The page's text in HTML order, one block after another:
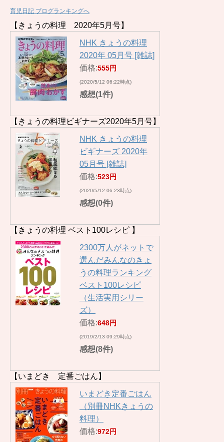
育児日記 ブログランキングへ
【きょうの料理 2020年5月号】
NHK きょうの料理
2020年 05月号 [雑誌]
価格:555円
(2020/5/12 06:22時点)
感想(1件)
【きょうの料理ビギナーズ2020年5月号】
NHK きょうの料理
ビギナーズ 2020年
05月号 [雑誌]
価格:523円
(2020/5/12 06:23時点)
感想(0件)
【きょうの料理 ベスト100レシピ 】
2300万人がネットで
選んだみんなのきょ
うの料理ランキング
ベスト100レシピ
（生活実用シリー
ズ）
価格:648円
(2019/2/13 09:29時点)
感想(8件)
【いまどき 定番ごはん】
いまどき定番ごはん
（別冊NHKきょうの
料理）
価格:972円